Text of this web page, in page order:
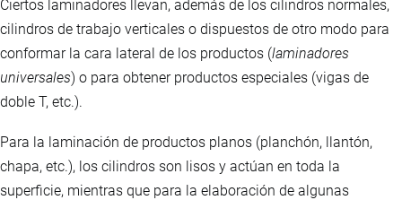
Ciertos laminadores llevan, además de los cilindros normales,
cilindros de trabajo verticales o dispuestos de otro modo para
conformar la cara lateral de los productos (laminadores
universales) o para obtener productos especiales (vigas de
doble T, etc.).
Para la laminación de productos planos (planchón, llantón,
chapa, etc.), los cilindros son lisos y actúan en toda la
superficie, mientras que para la elaboración de algunas